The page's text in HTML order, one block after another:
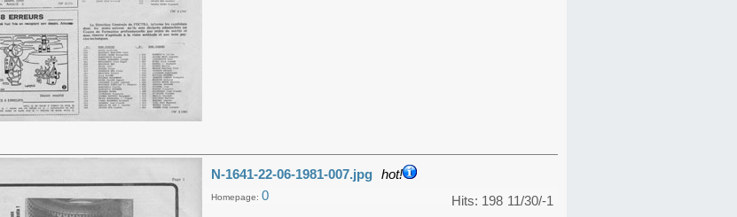
N-1641-22-06-1981-007.jpg hot!
11/30/-1
Hits: 198
Homepage: 0